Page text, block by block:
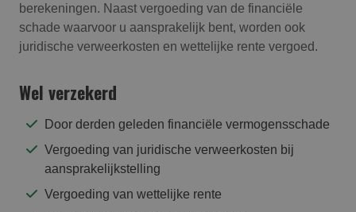
berekeningen. Naast vergoeding van de financiële
schade waarvoor u aansprakelijk bent, worden ook
juridische verweerkosten en wettelijke rente vergoed.
Wel verzekerd
Door derden geleden financiële vermogensschade
Vergoeding van juridische verweerkosten bij
aansprakelijkstelling
Vergoeding van wettelijke rente